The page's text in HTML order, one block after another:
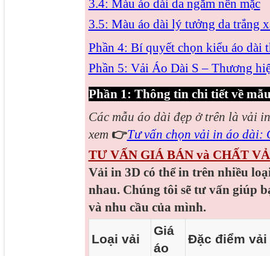
3.4: Màu áo dài da ngăm nên mặc
3.5: Màu áo dài lý tưởng da trắng
Phần 4: Bí quyết chọn kiểu áo dài
Phần 5: Vải Áo Dài S – Thương
Phần 1: Thông tin chi tiết về
Các mẫu áo dài đẹp ở trên là vải
xem 👉Tư vấn chọn vải in áo dài:
TƯ VẤN GIÁ BÁN và CHẤT
Vải in 3D có thể in trên nhiều
nhau. Chúng tôi sẽ tư vấn giúp
và nhu cầu của mình.
Loại vải
Giá
áo
Đặc điểm vải